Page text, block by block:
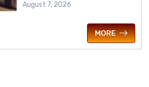
August 7, 2026
MORE